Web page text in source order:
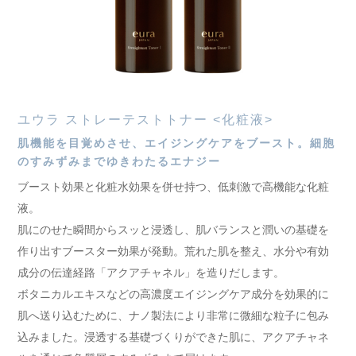
ユウラ ストレーテストトナー <化粧液>
肌機能を目覚めさせ、エイジングケアをブースト。細胞
のすみずみまでゆきわたるエナジー
ブースト効果と化粧水効果を併せ持つ、低刺激で高機能な化粧
液。
肌にのせた瞬間からスッと浸透し、肌バランスと潤いの基礎を
作り出すブースター効果が発動。荒れた肌を整え、水分や有効
成分の伝達経路「アクアチャネル」を造りだします。
ボタニカルエキスなどの高濃度エイジングケア成分を効果的に
肌へ送り込むために、ナノ製法により非常に微細な粒子に包み
込みました。浸透する基礎づくりができた肌に、アクアチャネ